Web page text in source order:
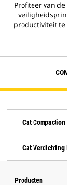
Profiteer van
productiviteit
Cat
Cat Verdichting
Producten